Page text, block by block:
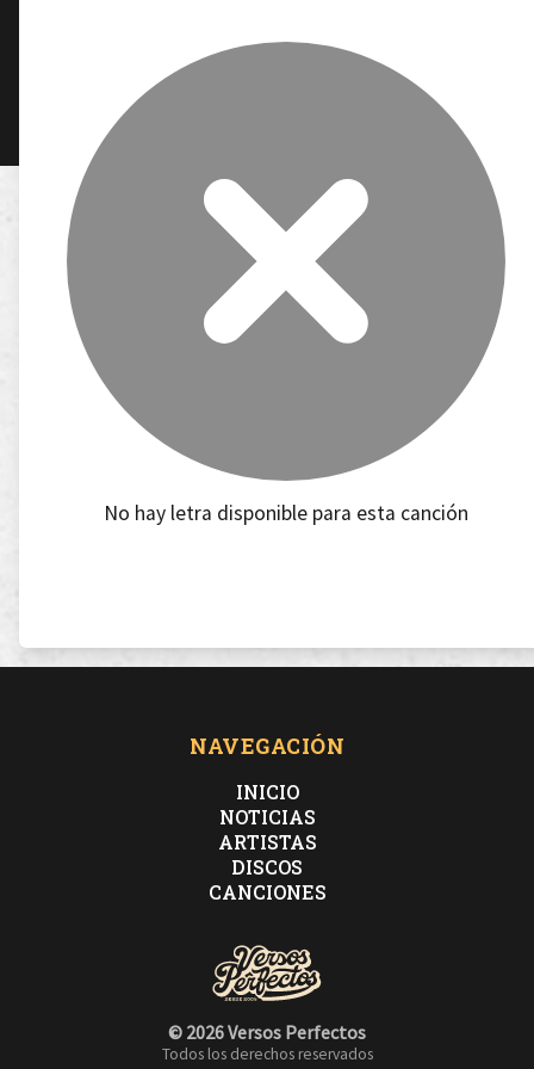
No hay letra disponible para esta canción
NAVEGACIÓN
INICIO
NOTICIAS
ARTISTAS
DISCOS
CANCIONES
© 2026 Versos Perfectos
Todos los derechos reservados